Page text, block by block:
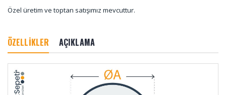
Özel üretim ve toptan satışımız mevcuttur.
ÖZELLİKLER AÇIKLAMA